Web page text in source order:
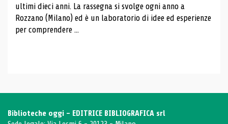
ultimi dieci anni. La rassegna si svolge ogni anno a
Rozzano (Milano) ed è un laboratorio di idee ed esperienze
per comprendere ...
Biblioteche oggi - EDITRICE BIBLIOGRAFICA srl